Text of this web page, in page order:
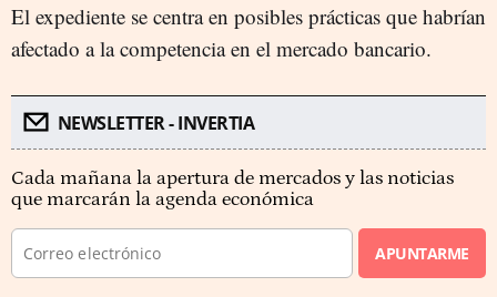
El expediente se centra en posibles prácticas que habrían
afectado a la competencia en el mercado bancario.
NEWSLETTER - INVERTIA
Cada mañana la apertura de mercados y las noticias
que marcarán la agenda económica
APUNTARME